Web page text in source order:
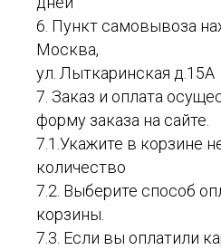
6. Пункт самовывоза
Москва,
ул. Лыткаринская д.15А
7. Заказ и оплата
форму заказа на сайте.
7.1.Укажите в корзине
количество
7.2. Выберите способ
корзины.
7.3. Если вы оплатили